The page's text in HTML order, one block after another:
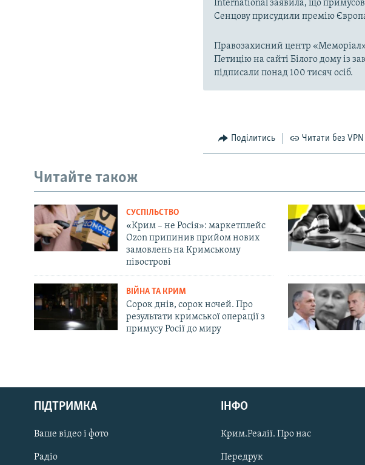
Русский
Qırımtatar
ДОЛУЧАЙСЯ!
International заявила, що
Сенцову присудили премію
Правозахисний центр «Меморіал»
Петицію на сайті Білого дому із
підписали понад 100 тисяч осіб.
Поділитись Читати без VPN
Читайте також
СУСПІЛЬСТВО
«Крим – не Росія»: маркетплейс
Ozon припинив прийом нових
замовлень на Кримському
півострові
ВІЙНА ТА КРИМ
Сорок днів, сорок ночей. Про
результати кримської операції з
примусу Росії до миру
ПІДТРИМКА
Ваше відео і фото
Радіо
ІНФО
Крим.Реалії. Про нас
Передрук